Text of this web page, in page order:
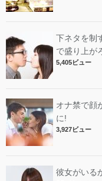
下ネタを制
で盛り上が
5,405ビュー
オナ禁で顔
に!
3,927ビュー
彼女がいる